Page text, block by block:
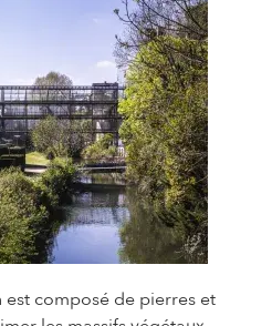
composé de pierres et